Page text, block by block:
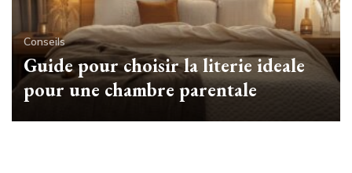
Conseils
Guide pour choisir la literie ideale
pour une chambre parentale